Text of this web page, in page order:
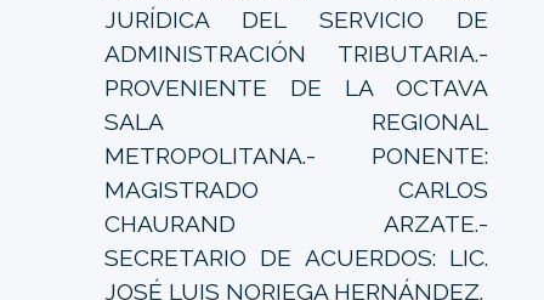
JURÍDICA DEL SERVICIO DE
ADMINISTRACIÓN TRIBUTARIA.-
PROVENIENTE DE LA OCTAVA
SALA REGIONAL
METROPOLITANA.- PONENTE:
MAGISTRADO CARLOS
CHAURAND ARZATE.-
SECRETARIO DE ACUERDOS: LIC.
JOSÉ LUIS NORIEGA HERNÁNDEZ.